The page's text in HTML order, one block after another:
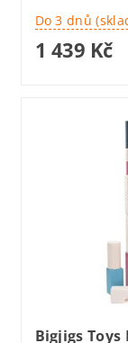
Do 3 dnů
1 439 Kč
Bigjigs